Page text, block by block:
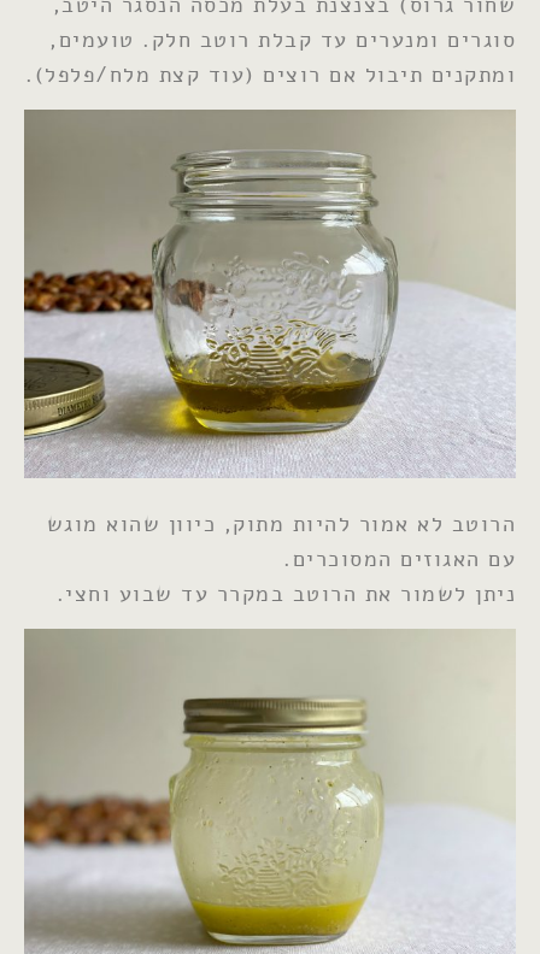
סוגרים ומנערים עד קבלת רוטב חלק. טועמים,
ומתקנים תיבול אם רוצים (עוד קצת מלח/פלפל).
הרוטב לא אמור להיות מתוק, כיוון שהוא מוגש
עם האגוזים המסוכרים.
ניתן לשמור את הרוטב במקרר עד שבוע וחצי.